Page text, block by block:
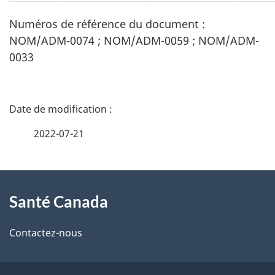
Numéros de référence du document :
NOM/ADM-0074 ; NOM/ADM-0059 ; NOM/ADM-
0033
D
i
l
2022-07-21
propos
de
Santé Canada
Contactez-nous